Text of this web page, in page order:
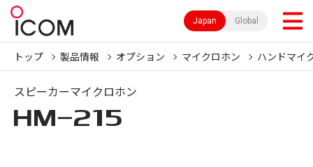
Japan Global
トップ 製品情報 オプション マイクロホン ハンドマイ
スピーカーマイクロホン
HM-215